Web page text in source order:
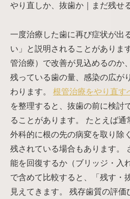
やり直しか、抜歯か｜まだ残せ
一度治療した歯に再び症状が出
い」と説明されることがありま
管治療）で改善が見込めるのか
残っている歯の量、感染の広が
わります。 根管治療をやり直す
を整理すると、抜歯の前に検討
ることがあります。 たとえば通
外科的に根の先の病変を取り除
残されている場合もあります。
能を回復するか（ブリッジ・入
で含めて比較すると、「残す・
見えてきます。 残存歯質の評価